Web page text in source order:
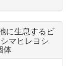
に生息するビ
マヒレヨシ
体